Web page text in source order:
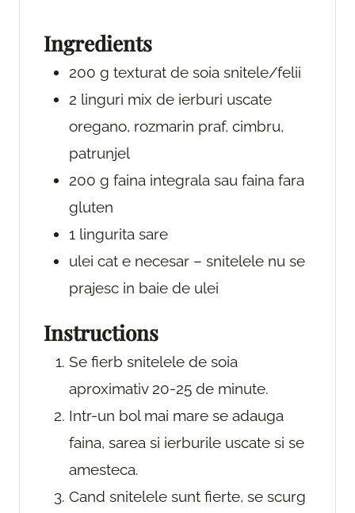
s
Ingredients
200 g texturat de soia snitele/felii
2 linguri mix de ierburi uscate
oregano, rozmarin praf, cimbru,
patrunjel
200 g faina integrala sau faina fara
gluten
1 lingurita sare
ulei cat e necesar – snitelele nu se
prajesc in baie de ulei
Instructions
Se fierb snitelele de soia
aproximativ 20-25 de minute.
Intr-un bol mai mare se adauga
faina, sarea si ierburile uscate si se
amesteca.
Cand snitelele sunt fierte, se scurg